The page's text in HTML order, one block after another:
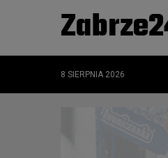
8 SIERPNIA 2026